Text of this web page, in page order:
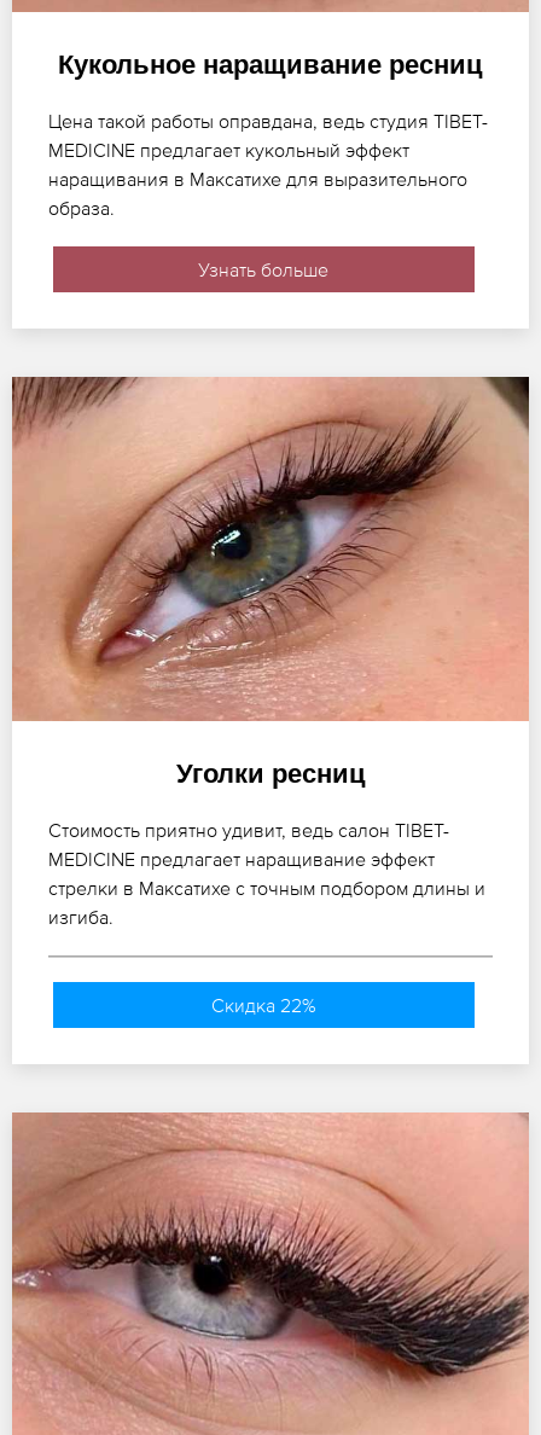
Кукольное наращивание ресниц
Цена такой работы оправдана, ведь студия TIBET-
MEDICINE предлагает кукольный эффект
наращивания в Максатихе для выразительного
образа.
Узнать больше
Уголки ресниц
Стоимость приятно удивит, ведь салон TIBET-
MEDICINE предлагает наращивание эффект
стрелки в Максатихе с точным подбором длины и
изгиба.
Скидка 22%